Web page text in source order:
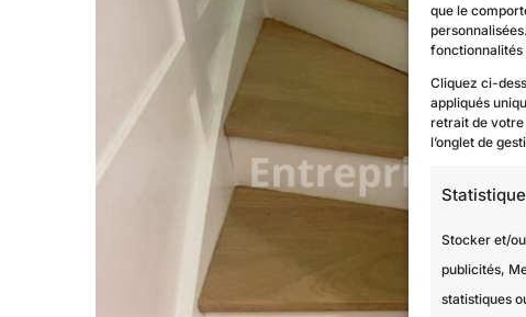
que le
Cliquez ci-
appliqués
retrait de votre
l’onglet de
Stocker et/
publicités,
statistiques